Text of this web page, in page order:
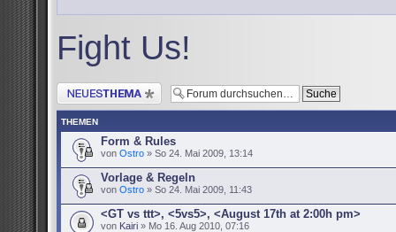
Fight Us!
Neues Thema erstellen
THEMEN
Form & Rules
von Ostro » So 24. Mai 2009, 13:14
Vorlage & Regeln
von Ostro » So 24. Mai 2009, 11:43
<GT vs ttt>, <5vs5>, <August 17th at 2:00h pm>
von Kairi » Mo 16. Aug 2010, 07:16